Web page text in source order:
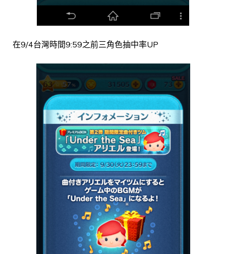
在9/4台灣時間9:59之前三角色抽中率UP